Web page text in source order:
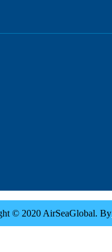
© 2020 AirSeaGlobal. By